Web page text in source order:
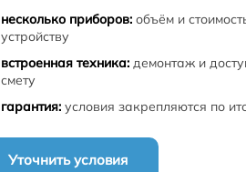
несколько приборов: объём и
устройству
встроенная техника: демонтаж и
смету
гарантия: условия закрепляются по
Уточнить условия